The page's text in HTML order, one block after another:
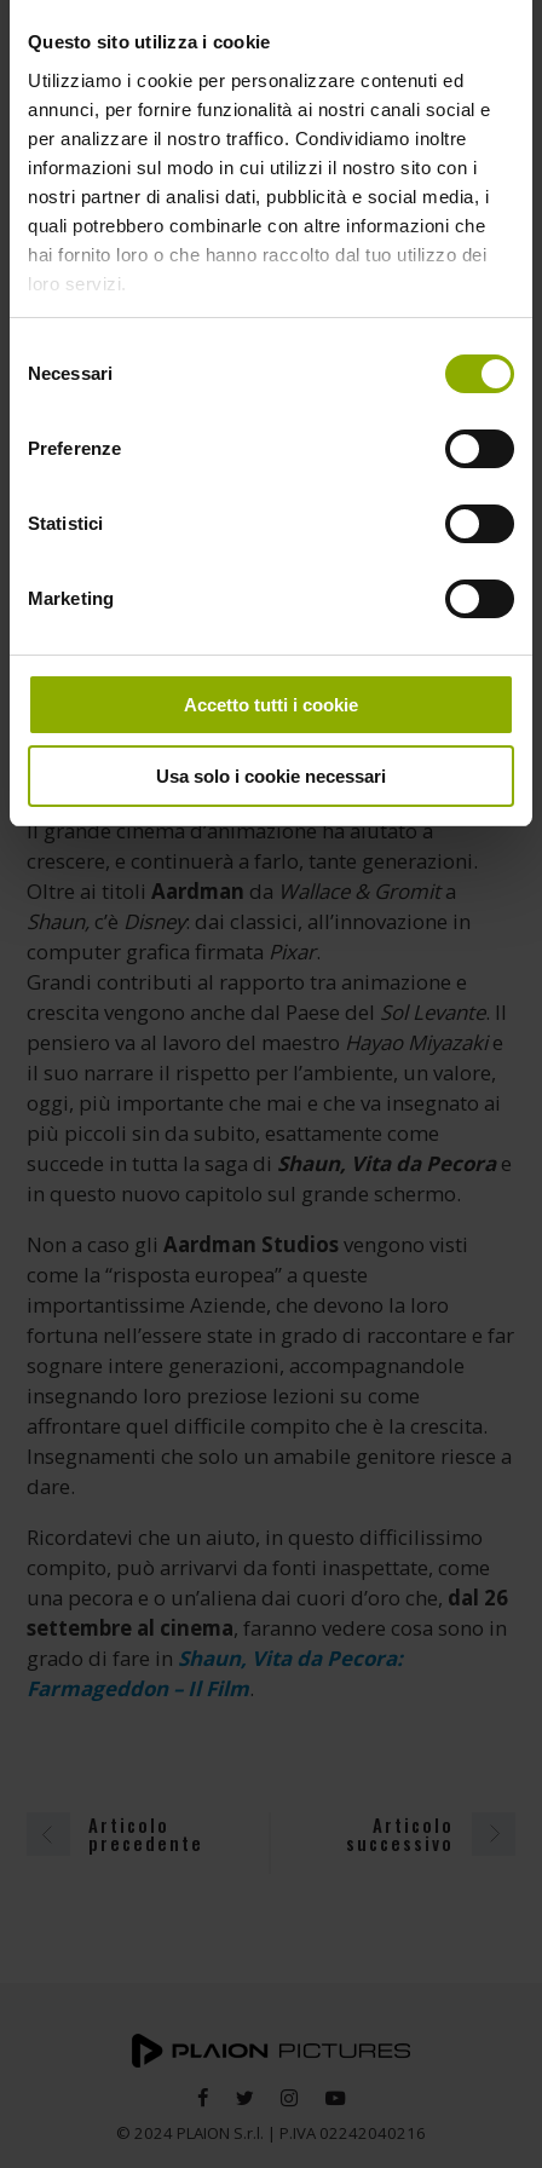
Questo sito utilizza i cookie
Utilizziamo i cookie per personalizzare contenuti ed
annunci, per fornire funzionalità ai nostri canali social e
per analizzare il nostro traffico. Condividiamo inoltre
informazioni sul modo in cui utilizzi il nostro sito con i
nostri partner di analisi dati, pubblicità e social media, i
quali potrebbero combinarle con altre informazioni che
hai fornito loro o che hanno raccolto dal tuo utilizzo dei
loro servizi.
delNecessari
Preferenze
Statistici
Marketing
Accetto tutti i cookie
Usa solo i cookie necessari
persa tra le stelle.Shaun, Vita da Pecora:
Farmageddon – Il Filmè anche un inno
all’avventura, all’esplorazione e i genitori
ritroveranno dei richiami al valore della
responsabilità. Shaun infatti questa volta avrà un
compito importante: riportare a casa una nuova
amica,LU-LAappunto.
Ecco cosa pensa
significa che non sia birichino, o che non combini
guai, lui è comunque buono e perbene. Credo che
fondamentalmente questo aiuti i nostri film ad avere
una morale.
Il grande cinema d’animazione ha aiutato a
crescere, e continuerà a farlo, tante generazioni.
Oltre ai titoliAardman da Wallace & Gromita
Shaun, c’è Disney: dai classici, all’innovazione in
computer grafica firmata Pixar.
Grandi contributi al rapporto tra animazione e
crescita vengono anche dal Paese del Sol Levante. Il
pensiero va al lavoro del maestro Hayao Miyazakie
il suo narrare il rispetto per l’ambiente, un valore,
oggi, più importante che mai e che va insegnato ai
più piccoli sin da subito, esattamente come
succede in tutta la saga di Shaun, Vita da Pecorae
in questo nuovo capitolo sul grande schermo.
Non a caso gliAardman Studiosvengono visti
come la “risposta europea” a queste
importantissime Aziende, che devono la loro
fortuna nell’essere state in grado di raccontare e far
sognare intere generazioni, accompagnandole
insegnando loro preziose lezioni su come
affrontare quel difficile compito che è la crescita.
Insegnamenti che solo un amabile genitore riesce a
dare.
Ricordatevi che un aiuto, in questo difficilissimo
compito, può arrivarvi da fonti inaspettate, come
una pecora e o un’aliena dai cuori d’oro che, dal 26
settembre al cinema, faranno vedere cosa sono in
grado di fare in Shaun, Vita da Pecora:
Farmageddon – Il Film.
Articolo
precedente
Articolo
successivo
© 2024 PLAION S.r.l. | P.IVA 02242040216